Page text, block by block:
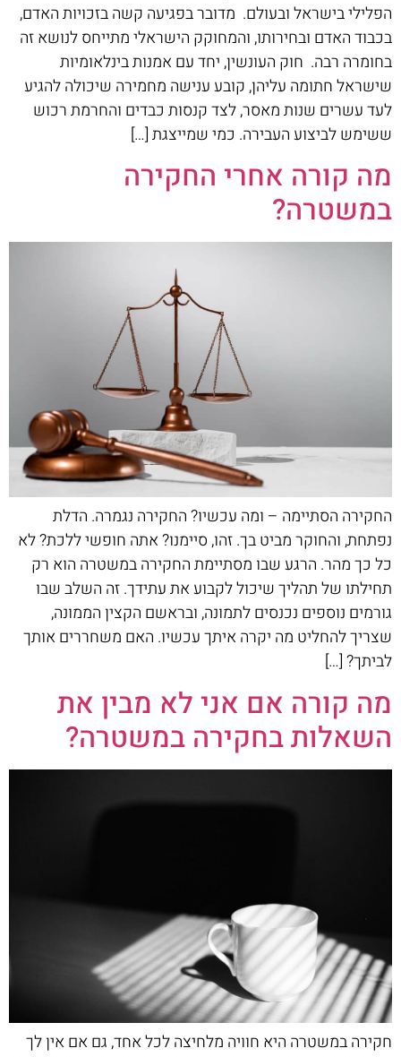
הפלילי בישראל ובעולם. מדובר בפגיעה קשה בזכויות האדם,
בכבוד האדם ובחירותו, והמחוקק הישראלי מתייחס לנושא זה
בחומרה רבה. חוק העונשין, יחד עם אמנות בינלאומיות
שישראל חתומה עליהן, קובע ענישה מחמירה שיכולה להגיע
לעד עשרים שנות מאסר, לצד קנסות כבדים והחרמת רכוש
ששימש לביצוע העבירה. כמי שמייצגת […]
מה קורה אחרי החקירה
במשטרה?
החקירה הסתיימה – ומה עכשיו? החקירה נגמרה. הדלת
נפתחת, והחוקר מביט בך. זהו, סיימנו? אתה חופשי ללכת? לא
כל כך מהר. הרגע שבו מסתיימת החקירה במשטרה הוא רק
תחילתו של תהליך שיכול לקבוע את עתידך. זה השלב שבו
גורמים נוספים נכנסים לתמונה, ובראשם הקצין הממונה,
שצריך להחליט מה יקרה איתך עכשיו. האם משחררים אותך
לביתך? […]
מה קורה אם אני לא מבין את
השאלות בחקירה במשטרה?
חקירה במשטרה היא חוויה מלחיצה לכל אחד, גם אם אין לך